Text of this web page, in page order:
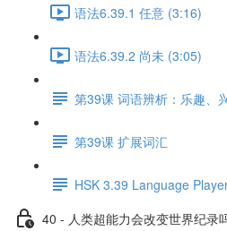
语法6.39.1 任意 (3:16)
语法6.39.2 尚未 (3:05)
第39课 词语辨析：乐趣、
第39课 扩展词汇
HSK 3.39 Language
40 - 人类超能力会改变世界纪录